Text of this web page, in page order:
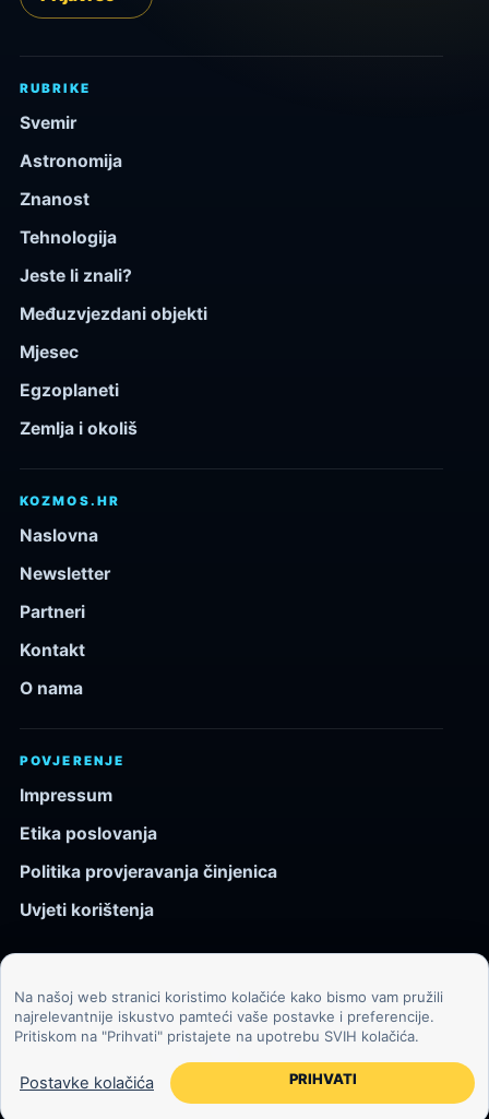
RUBRIKE
Svemir
Astronomija
Znanost
Tehnologija
Jeste li znali?
Međuzvjezdani objekti
Mjesec
Egzoplaneti
Zemlja i okoliš
KOZMOS.HR
Naslovna
Newsletter
Partneri
Kontakt
O nama
POVJERENJE
Impressum
Etika poslovanja
Politika provjeravanja činjenica
Uvjeti korištenja
© 2026 Kozmos.hr. Sva prava pridržana.
Svemir, znanost, tehnologija i velike ideje za znatiželjne
čitatelje.
Na našoj web stranici koristimo kolačiće kako bismo vam pružili
najrelevantnije iskustvo pamteći vaše postavke i preferencije.
Pritiskom na "Prihvati" pristajete na upotrebu SVIH kolačića.
Postavke kolačića PRIHVATI